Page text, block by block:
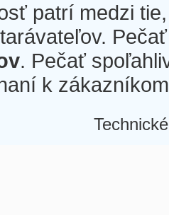
patrí medzi
. Pečať
k